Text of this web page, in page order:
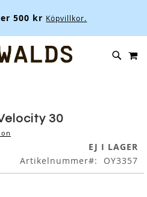
500 kr Köpvillkor.
SKIP
30
EJ I LAGER
Artikelnummer
OY3357